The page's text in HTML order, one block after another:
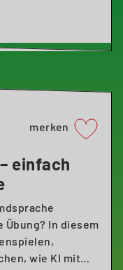
Seit 2002
hat. Seit 2024
Workshops für
merken
einfach
Übung? In diesem
wie KI mit